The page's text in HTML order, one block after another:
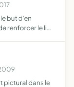
but d'en
renforcer le lien
pictural dans le